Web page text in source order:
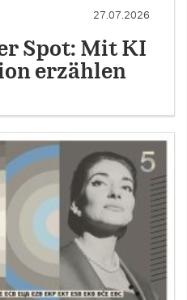
27.07.2026
Spot: Mit KI
erzählen